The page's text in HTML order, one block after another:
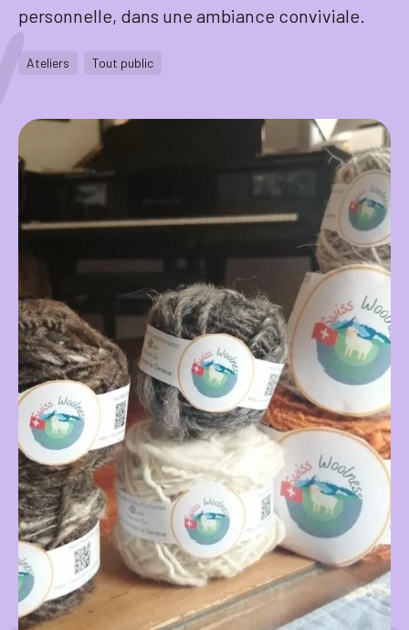
CAROUGE SE CONSTRUIT
personnelle, dans une ambiance conviviale.
Ateliers Tout public